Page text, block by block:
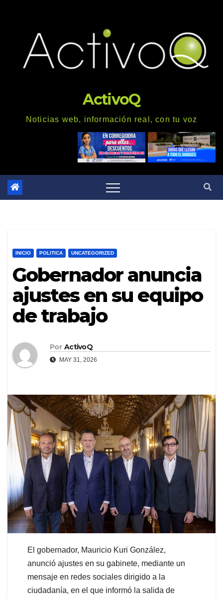
ActivoQ
Noticias web, información real, con tu voz
INICIO POLITICA UNCATEGORIZED
Gobernador anuncia
ajustes en su equipo
de trabajo
Por ActivoQ
MAY 31, 2026
El gobernador, Mauricio Kuri González,
anunció ajustes en su gabinete, mediante un
mensaje en redes sociales dirigido a la
ciudadanía, en el que informó la salida de